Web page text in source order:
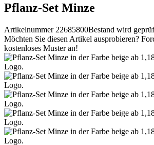
Pflanz-Set Minze
Artikelnummer 22685800Bestand wird
Möchten Sie diesen Artikel ausprobieren?
kostenloses Muster an!